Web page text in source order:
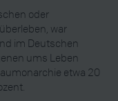
oder
war
im Deutschen
ums Leben
etwa 20